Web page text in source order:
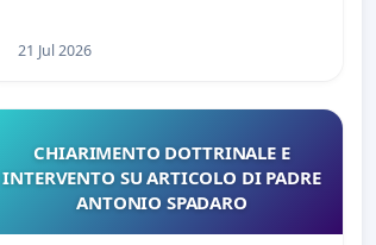
21 Jul 2026
CHIARIMENTO DOTTRINALE E
INTERVENTO SU ARTICOLO DI PADRE
ANTONIO SPADARO